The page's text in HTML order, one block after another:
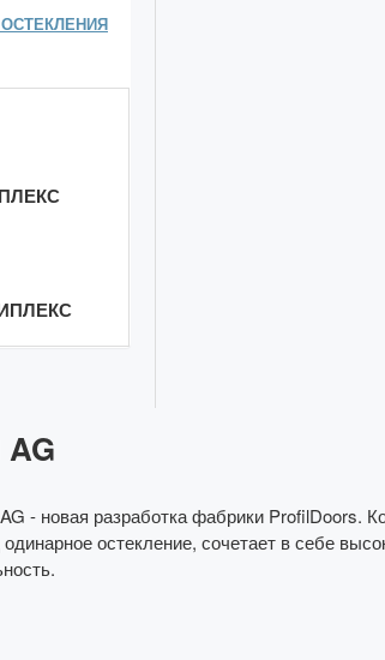
- новая разработка фабрики ProfilDoors.
остекление, сочетает в себе